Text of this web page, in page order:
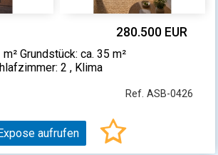
280.500 EUR
Grundstück: ca. 35 m²
2 , Klima
Ref. ASB-0426
aufrufen